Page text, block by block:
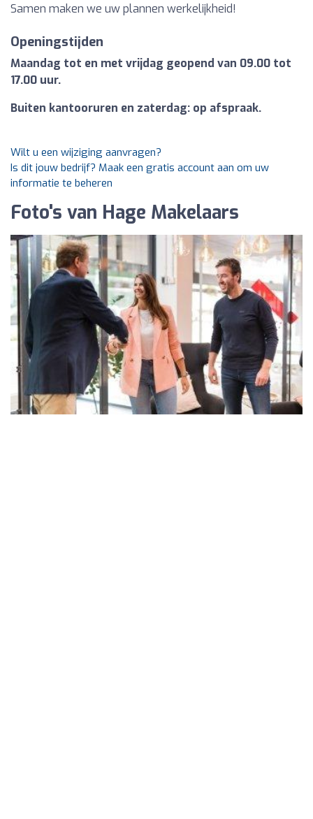
Samen maken we uw plannen werkelijkheid!
Openingstijden
Maandag tot en met vrijdag geopend van 09.00 tot
17.00 uur.
Buiten kantooruren en zaterdag: op afspraak.
Wilt u een wijziging aanvragen?
Is dit jouw bedrijf? Maak een gratis account aan om uw
informatie te beheren
Foto's van Hage Makelaars